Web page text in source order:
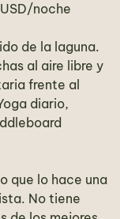
noche
de la laguna.
al aire libre y
frente al
diario,
que lo hace una
No tiene